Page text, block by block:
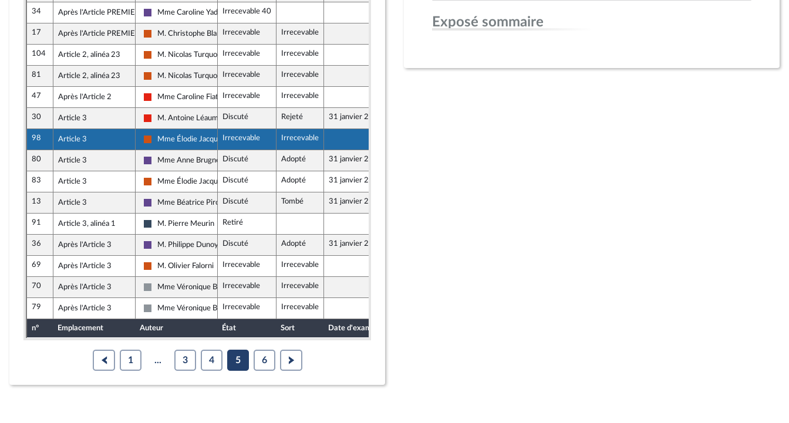
34 Après l'Article PREMIER OCTIES
Renaissance
Mme Caroline YadanIrrecevable 40
17 Après l'Article PREMIER OCTIES
Démocrate (MoDem et Indépendants)
M. Christophe BlanchetIrrecevable Irrecevable 25 janvier 2024
104 Article 2, alinéa 23
Démocrate (MoDem et Indépendants)
M. Nicolas Turquois Irrecevable Irrecevable
81 Article 2, alinéa 23
Démocrate (MoDem et Indépendants)
M. Nicolas Turquois Irrecevable Irrecevable
47 Après l'Article 2
La France insoumise - Nouvelle Union Populaire écologique et sociale
Mme Caroline Fiat Irrecevable Irrecevable
30 Article 3
La France insoumise - Nouvelle Union Populaire écologique et sociale
M. Antoine LéaumentDiscuté Rejeté 31 janvier 2024
98 Article 3
Démocrate (MoDem et Indépendants)
Mme Élodie Jacquier-Laforge
Irrecevable Irrecevable
80 Article 3
Renaissance
Mme Anne BrugneraDiscuté Adopté 31 janvier 2024
83 Article 3
Démocrate (MoDem et Indépendants)
Mme Élodie Jacquier-Laforge
Discuté Adopté 31 janvier 2024
13 Article 3
Renaissance
Mme Béatrice PironDiscuté Tombé 31 janvier 2024
91 Article 3, alinéa 1
Rassemblement National
M. Pierre Meurin Retiré
36 Après l'Article 3
Renaissance
M. Philippe DunoyerDiscuté Adopté 31 janvier 2024
69 Après l'Article 3
Démocrate (MoDem et Indépendants)
M. Olivier Falorni Irrecevable Irrecevable
70 Après l'Article 3
Non inscrit
Mme Véronique BesseIrrecevable Irrecevable
79 Après l'Article 3
Non inscrit
Mme Véronique BesseIrrecevable Irrecevable
n° Emplacement Auteur État Sort Date d'examen
1 ... 3 4 5 6
Exposé sommaire